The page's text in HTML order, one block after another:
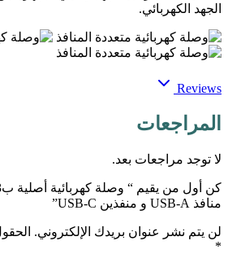
الجهد الكهربائي.
Reviews
المراجعات
لا توجد مراجعات بعد.
منافذ USB-A و منفذين USB-C”
لن يتم نشر عنوان بريدك الإلكتروني.
*